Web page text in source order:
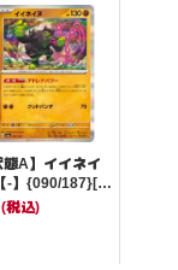
態A】イイネイ
-】{090/187}[S
(税込)